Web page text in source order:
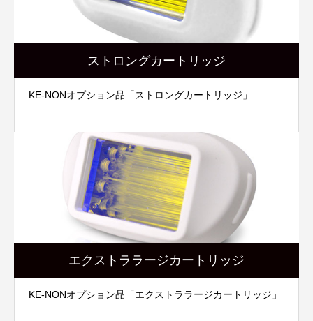
ストロングカートリッジ
KE-NONオプション品「ストロングカートリッジ」
エクストララージカートリッジ
KE-NONオプション品「エクストララージカートリッジ」